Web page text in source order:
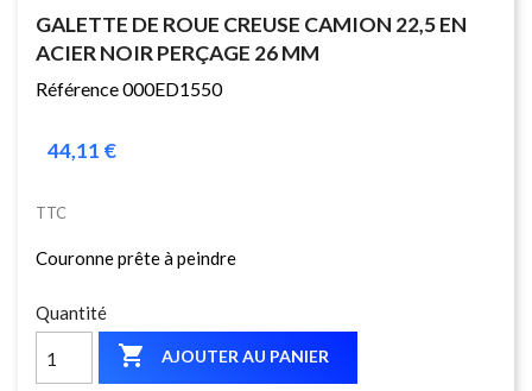
GALETTE DE ROUE CREUSE CAMION 22,5 EN
ACIER NOIR PERÇAGE 26 MM
Référence 000ED1550
44,11 €
TTC
Couronne prête à peindre
Quantité
 AJOUTER AU PANIER